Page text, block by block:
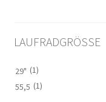
LAUFRADGRÖSSE
29" (1)
55,5 (1)